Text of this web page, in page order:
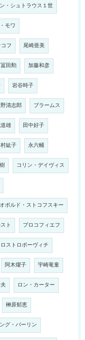
・シュトラウス１世
モワ
フ 尾崎亜美
冨田勲 加藤和彦
岩谷時子
清志郎 ブラームス
雄 田中好子
紘子 永六輔
コリン・デイヴィス
ポルド・ストコフスキー
ト プロコフィエフ
ロストロポーヴィチ
阿木燿子 宇崎竜童
ロン・カーター
榊原郁恵
グ・バーリン